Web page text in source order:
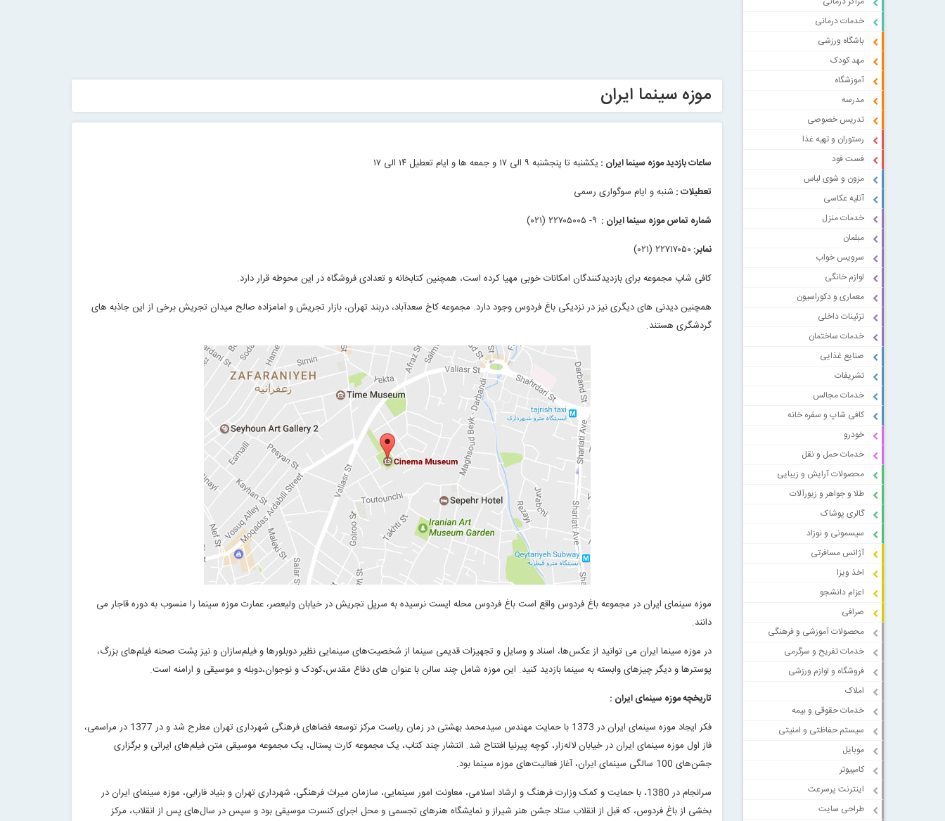
خدمات درمانی
باشگاه ورزشی
مهد کودک
آموزشگاه
مدرسه
تدریس خصوصی
رستوران و تهیه غذا
فست فود
مزون و شوی لباس
آتلیه عکاسی
خدمات منزل
مبلمان
سرویس خواب
لوازم خانگی
معماری و دکوراسیون
تزئینات داخلی
خدمات ساختمان
صنایع غذایی
تشریفات
خدمات مجالس
کافی شاپ و سفره خانه
خودرو
خدمات حمل و نقل
محصولات آرایش و زیبایی
طلا و جواهر و زیورآلات
گالری پوشاک
سیسمونی و نوزاد
آژانس مسافرتی
اخذ ویزا
اعزام دانشجو
صرافی
محصولات آموزشی و فرهنگی
خدمات تفریح و سرگرمی
فروشگاه و لوازم ورزشی
املاک
خدمات حقوقی و بیمه
سیستم حفاظتی و امنیتی
موبایل
کامپیوتر
اینترنت پرسرعت
طراحی سایت
موزه سینما ایران
ساعات بازدید موزه سینما ایران : یکشنبه تا پنجشنبه ۹ الی ۱۷ و جمعه ها و ایام تعطیل ۱۴ الی ۱۷
تعطیلات : شنبه و ایام سوگواری رسمی
شماره تماس موزه سینما ایران : ۹- ۲۲۷۰۵۰۰۵ (۰۲۱)
نمابر: ۲۲۷۱۷۰۵۰ (۰۲۱)
کافی شاپ مجموعه برای بازدیدکنندگان امکانات خوبی مهیا کرده است، همچنین کتابخانه و تعدادی فروشگاه در این محوطه قرار دارد.
همچنین دیدنی های دیگری نیز در نزدیکی باغ فردوس وجود دارد. مجموعه کاخ سعدآباد، دربند تهران، بازار تجریش و امامزاده صالح میدان تجریش برخی از این جاذبه های
گردشگری هستند.
موزه سینمای ایران در مجموعه باغ فردوس واقع است باغ فردوس محله ایست نرسیده به سرپل تجریش در خیابان ولیعصر، عمارت موزه سینما را منسوب به دوره قاجار می
دانند.
در موزه سینما ایران می توانید از عکس‌ها، اسناد و وسایل و تجهیزات قدیمی سینما از شخصیت‌های سینمایی نظیر دوبلورها و فیلم‌سازان و نیز پشت صحنه فیلم‌های بزرگ،
پوسترها و دیگر چیزهای وابسته به سینما بازدید کنید. این موزه شامل چند سالن با عنوان های دفاع مقدس،کودک و نوجوان،دوبله و موسیقی و ارامنه است.
تاریخچه موزه سینمای ایران :
فکر ایجاد موزه سینمای ایران در 1373 با حمایت مهندس سیدمحمد بهشتی در زمان ریاست مرکز توسعه فضاهای فرهنگی شهرداری تهران مطرح شد و در 1377 در مراسمی‌،
فاز اول موزه سینمای ایران در خیابان لاله‌زار، کوچه پیرنیا افتتاح شد. انتشار چند کتاب‌، یک مجموعه کارت پستال‌، یک مجموعه موسیقی متن فیلم‌های ایرانی و برگزاری
جشن‌های 100 سالگی سینمای ایران‌، آغاز فعالیت‌های موزه سینما بود.
سرانجام در 1380، با حمایت و کمک وزارت فرهنگ و ارشاد اسلامی‌، معاونت امور سینمایی‌، سازمان میراث فرهنگی‌، شهرداری تهران و بنیاد فارابی‌، موزه سینمای ایران در
بخشی از باغ فردوس‌، که قبل از انقلاب ستاد جشن هنر شیراز و نمایشگاه هنرهای تجسمی و محل اجرای کنسرت موسیقی بود و سپس در سال‌های پس از انقلاب‌، مرکز